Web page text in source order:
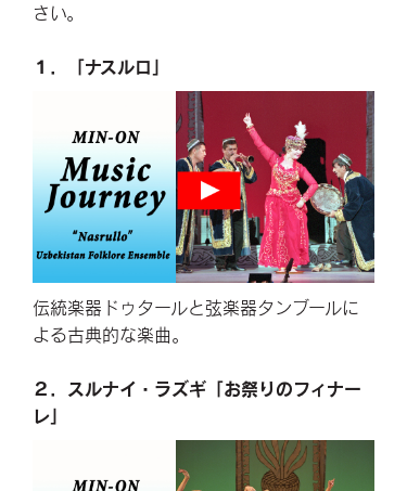
さい。
１．「ナスルロ」
伝統楽器ドゥタールと弦楽器タンブールに
よる古典的な楽曲。
２．スルナイ・ラズギ「お祭りのフィナー
レ」